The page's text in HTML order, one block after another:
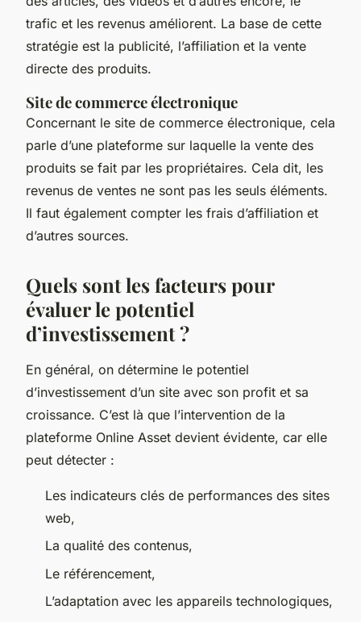
trafic et les revenus améliorent. La base de cette
stratégie est la publicité, l’affiliation et la vente
directe des produits.
Site de commerce électronique
Concernant le site de commerce électronique, cela
parle d’une plateforme sur laquelle la vente des
produits se fait par les propriétaires. Cela dit, les
revenus de ventes ne sont pas les seuls éléments.
Il faut également compter les frais d’affiliation et
d’autres sources.
Quels sont les facteurs pour
évaluer le potentiel
d’investissement ?
En général, on détermine le potentiel
d’investissement d’un site avec son profit et sa
croissance. C’est là que l’intervention de la
plateforme Online Asset devient évidente, car elle
peut détecter :
Les indicateurs clés de performances des sites
web,
La qualité des contenus,
Le référencement,
L’adaptation avec les appareils technologiques,